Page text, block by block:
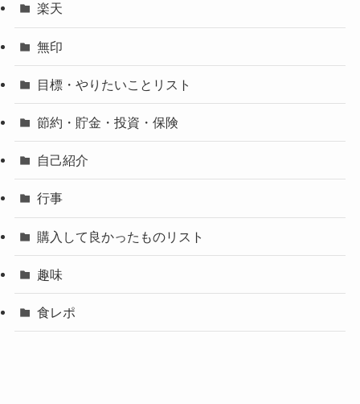
楽天
無印
目標・やりたいことリスト
節約・貯金・投資・保険
自己紹介
行事
購入して良かったものリスト
趣味
食レポ